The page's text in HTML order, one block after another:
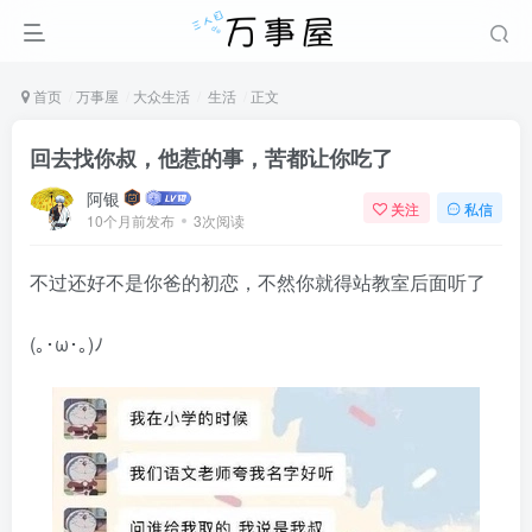
首页 万事屋 大众生活 生活 正文
回去找你叔，他惹的事，苦都让你吃了
阿银
10个月前发布 3次阅读
关注 私信
不过还好不是你爸的初恋，不然你就得站教室后面听了
(｡･ω･｡)ﾉ